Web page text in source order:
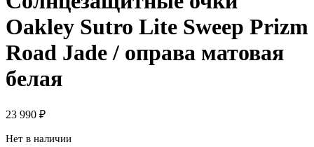
Oakley Sutro Lite Sweep Prizm
Road Jade / оправа матовая
белая
23 990 ₽
Нет в наличии